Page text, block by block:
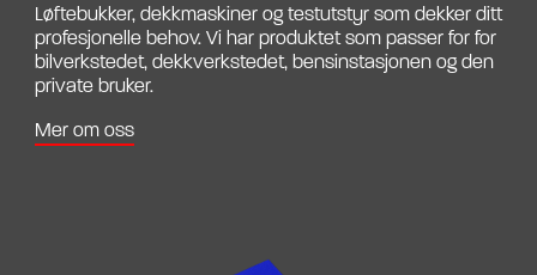
Løftebukker, dekkmaskiner og testutstyr som dekker ditt
profesjonelle behov. Vi har produktet som passer for for
bilverkstedet, dekkverkstedet, bensinstasjonen og den
private bruker.
Mer om oss